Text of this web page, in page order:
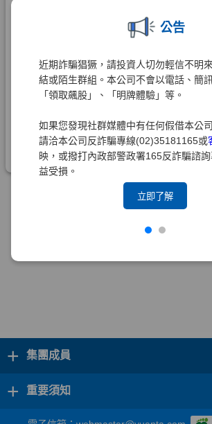
公告
近期詐騙猖獗，請投資人切勿輕信不明
結或陌生群組。本公司不會以電話、簡
「領取飆股」、「明牌體驗」等。
如果您發現社群媒體中有任何假借本公
請洽本公司反詐騙專線(02)35181165或
映，或撥打內政部警政署165反詐騙諮
益受損。
立即了解
+ 集團成員
+ 重要須知